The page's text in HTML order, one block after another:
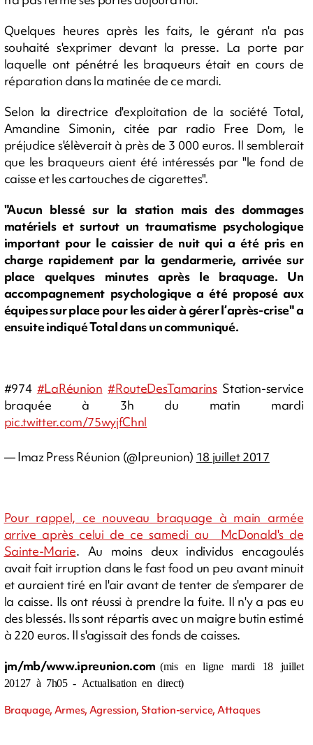
Quelques heures après les faits, le gérant n'a pas
souhaité s'exprimer devant la presse. La porte par
laquelle ont pénétré les braqueurs était en cours de
réparation dans la matinée de ce mardi.
Selon la directrice d'exploitation de la société Total,
Amandine Simonin, citée par radio Free Dom, le
préjudice s'élèverait à près de 3 000 euros. Il semblerait
que les braqueurs aient été intéressés par "le fond de
caisse et les cartouches de cigarettes".
"Aucun blessé sur la station mais des dommages
matériels et surtout un traumatisme psychologique
important pour le caissier de nuit qui a été pris en
charge rapidement par la gendarmerie, arrivée sur
place quelques minutes après le braquage. Un
accompagnement psychologique a été proposé aux
équipes sur place pour les aider à gérer l’après-crise" a
ensuite indiqué Total dans un communiqué.
#974 #LaRéunion #RouteDesTamarinsStation-service
braquée à 3h du matin mardi
pic.twitter.com/75wyjfChnl
— Imaz Press Réunion (@Ipreunion) 18 juillet 2017
Pour rappel, ce nouveau braquage à main armée
arrive après celui de ce samedi au McDonald's de
Sainte-Marie. Au moins deux individus encagoulés
avait fait irruption dans le fast food un peu avant minuit
et auraient tiré en l'air avant de tenter de s'emparer de
la caisse. Ils ont réussi à prendre la fuite. Il n'y a pas eu
des blessés. Ils sont répartis avec un maigre butin estimé
à 220 euros. Il s'agissait des fonds de caisses.
jm/mb/www.ipreunion.com (mis en ligne mardi 18 juillet
20127 à 7h05 - Actualisation en direct)
Braquage, Armes, Agression, Station-service, Attaques